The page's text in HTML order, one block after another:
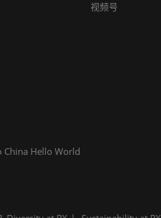
号 视频号
China Hello World